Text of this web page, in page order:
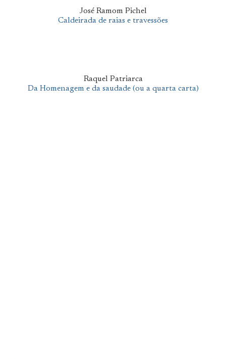
José Ramom Pichel
Caldeirada de raias e travessões
Raquel Patriarca
Da Homenagem e da saudade (ou a quarta carta)